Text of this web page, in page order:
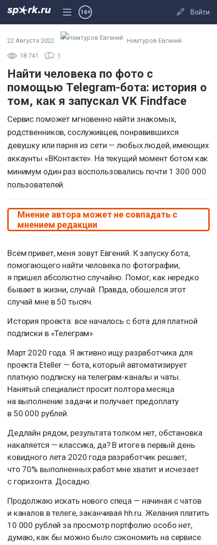
Войти
16+
22 Августа 2022 Немтуров Евгений
18 741 1
Найти человека по фото с
помощью Telegram-бота: история о
том, как я запускал VK Findface
Сервис поможет мгновенно найти знакомых,
родственников, сослуживцев, понравившихся
девушку или парня из сети — любых людей, имеющих
аккаунты «ВКонтакте». На текущий момент ботом как
минимум один раз воспользовались почти 1 300 000
пользователей.
Мнение автора может не совпадать с
мнением редакции
Всем привет, меня зовут Евгений. К запуску бота,
помогающего найти человека по фотографии,
я пришел абсолютно случайно. Помог, как нередко
бывает в жизни, случай. Правда, обошелся этот
случай мне в 50 тысяч.
История проекта: все началось с бота для платной
подписки в «Телеграм»
Март 2020 года. Я активно ищу разработчика для
проекта Eteller — бота, который автоматизирует
платную подписку на телеграм-каналы и чаты.
Нанятый специалист просит полтора месяца
на выполнение задачи и получает предоплату
в 50 000 рублей.
Дедлайн рядом, результата толком нет, обстановка
накаляется — классика, да? В итоге в первый день
ковидного лета 2020 года разработчик решает,
что 70% выполненных работ мне хватит и исчезает
с горизонта. Досадно.
Продолжаю искать нового спеца — начиная с чатов
и каналов в телеге, заканчивая hh.ru. Желания платить
10 000 рублей за просмотр портфолио особо нет,
думаю, как бы можно было сэкономить на сервисе.